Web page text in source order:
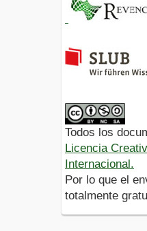
Todos los
Licencia
Internacional.
Por lo que el
totalmente